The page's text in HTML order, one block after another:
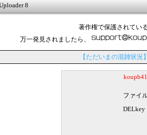
8
著作権で保護されてい
万一発見されましたら、
【ただいまの混雑状況
ファイ
DELkey